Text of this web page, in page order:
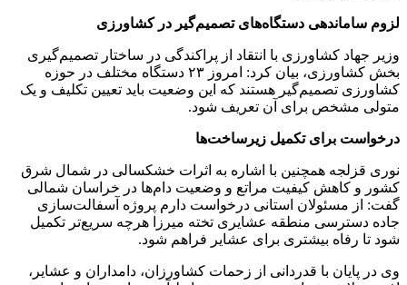
لزوم ساماندهی دستگاه‌های تصمیم‌گیر در کشاورزی
وزیر جهاد کشاورزی با انتقاد از پراکندگی در ساختار تصمیم‌گیری
بخش کشاورزی، بیان کرد: امروز ۲۳ دستگاه مختلف در حوزه
کشاورزی تصمیم‌گیر هستند که این وضعیت باید تعیین‌ تکلیف و یک
متولی مشخص برای آن تعریف شود.
درخواست برای تکمیل زیرساخت‌ها
نوری قزلجه همچنین با اشاره به اثرات خشکسالی در شمال شرق
کشور و کاهش کیفیت مراتع و وضعیت دام‌ها در خراسان شمالی
گفت: از مسئولان استانی درخواست دارم پروژه آسفالت‌سازی
جاده دسترسی منطقه عشایری تخته میرزا هرچه سریع‌تر تکمیل
شود تا رفاه بیشتری برای عشایر فراهم شود.
وی در پایان با قدردانی از زحمات کشاورزان، دامداران و عشایر،